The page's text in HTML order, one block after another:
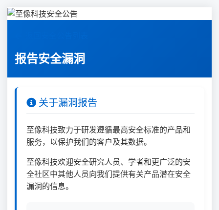
报告安全漏洞
关于漏洞报告
至像科技致力于研发遵循最高安全标准的产品和
服务，以保护我们的客户及其数据。
至像科技欢迎安全研究人员、学者和更广泛的安
全社区中其他人员向我们提供有关产品潜在安全
漏洞的信息。